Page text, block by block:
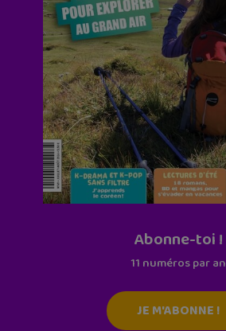
Abonne-toi !
11 numéros par an
JE M'ABONNE !